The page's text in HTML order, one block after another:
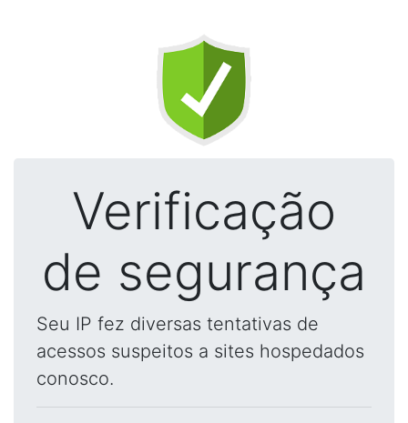
Verificação
de segurança
Seu IP fez diversas tentativas de
acessos suspeitos a sites hospedados
conosco.